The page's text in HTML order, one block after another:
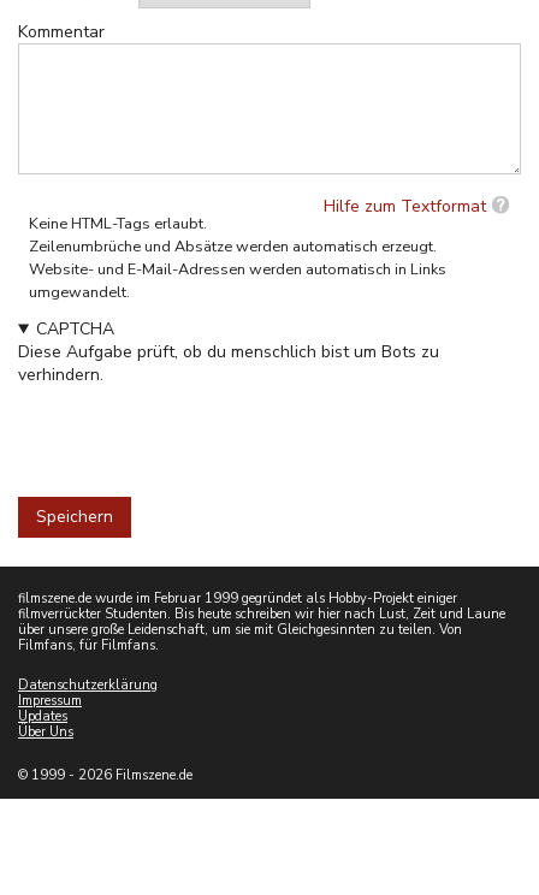
Kommentar
Hilfe zum Textformat
Keine HTML-Tags erlaubt.
Zeilenumbrüche und Absätze werden automatisch erzeugt.
Website- und E-Mail-Adressen werden automatisch in Links
umgewandelt.
CAPTCHA
Diese Aufgabe prüft, ob du menschlich bist um Bots zu
verhindern.
filmszene.de wurde im Februar 1999 gegründet als Hobby-Projekt einiger
filmverrückter Studenten. Bis heute schreiben wir hier nach Lust, Zeit und Laune
über unsere große Leidenschaft, um sie mit Gleichgesinnten zu teilen. Von
Filmfans, für Filmfans.
Datenschutzerklärung
Impressum
Updates
Über Uns
© 1999 - 2026 Filmszene.de